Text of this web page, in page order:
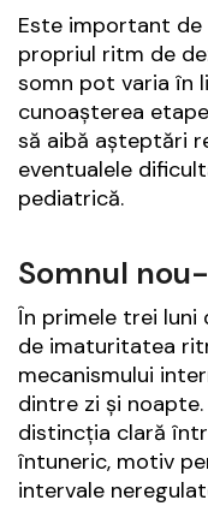
Este important
propriul ritm de
somn pot varia în
cunoașterea
să aibă așteptări
eventualele
pediatrică.
Somnul
În primele trei luni
de imaturitatea
mecanismului
dintre zi și
distincția clară
întuneric, motiv
intervale